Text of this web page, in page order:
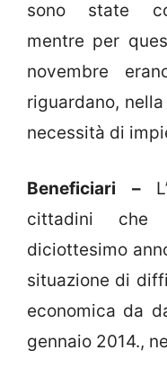
sono state
mentre per
novembre
riguardano,
necessità di
Beneficiari –
cittadini che
diciottesimo
situazione di
economica da
gennaio 2014.,